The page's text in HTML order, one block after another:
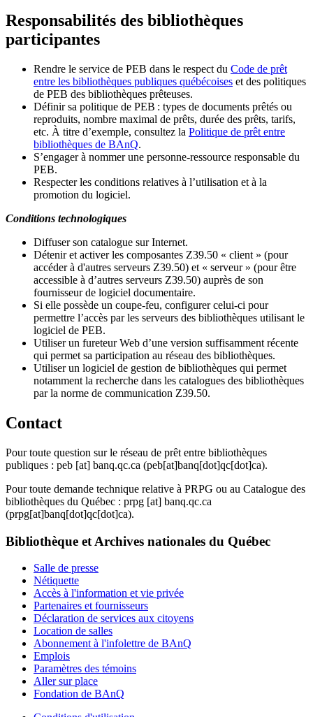
Responsabilités des bibliothèques
participantes
Rendre le service de PEB dans le respect du Code de prêt
entre les bibliothèques publiques québécoises et des politiques
de PEB des bibliothèques prêteuses.
Définir sa politique de PEB : types de documents prêtés ou
reproduits, nombre maximal de prêts, durée des prêts, tarifs,
etc. À titre d’exemple, consultez la Politique de prêt entre
bibliothèques de BAnQ.
S’engager à nommer une personne-ressource responsable du
PEB.
Respecter les conditions relatives à l’utilisation et à la
promotion du logiciel.
Conditions technologiques
Diffuser son catalogue sur Internet.
Détenir et activer les composantes Z39.50 « client » (pour
accéder à d'autres serveurs Z39.50) et « serveur » (pour être
accessible à d’autres serveurs Z39.50) auprès de son
fournisseur de logiciel documentaire.
Si elle possède un coupe-feu, configurer celui-ci pour
permettre l’accès par les serveurs des bibliothèques utilisant le
logiciel de PEB.
Utiliser un fureteur Web d’une version suffisamment récente
qui permet sa participation au réseau des bibliothèques.
Utiliser un logiciel de gestion de bibliothèques qui permet
notamment la recherche dans les catalogues des bibliothèques
par la norme de communication Z39.50.
Contact
Pour toute question sur le réseau de prêt entre bibliothèques
publiques : peb [at] banq.qc.ca (peb[at]banq[dot]qc[dot]ca).
Pour toute demande technique relative à PRPG ou au Catalogue des
bibliothèques du Québec : prpg [at] banq.qc.ca
(prpg[at]banq[dot]qc[dot]ca).
Bibliothèque et Archives nationales du Québec
Salle de presse
Nétiquette
Accès à l'information et vie privée
Partenaires et fournisseurs
Déclaration de services aux citoyens
Location de salles
Abonnement à l'infolettre de BAnQ
Emplois
Paramètres des témoins
Aller sur place
Fondation de BAnQ